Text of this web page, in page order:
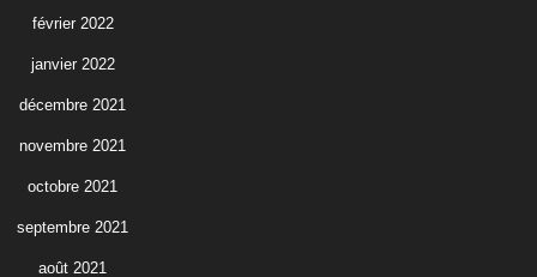
février 2022
janvier 2022
décembre 2021
novembre 2021
octobre 2021
septembre 2021
août 2021